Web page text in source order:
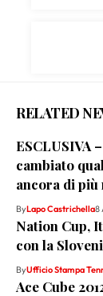
RELATED
ESCLUSIVA
cambiato
ancora di più
ByLapo Castrichella8
Nation Cup,
con la
ByUfficio Stampa
Ace Cube